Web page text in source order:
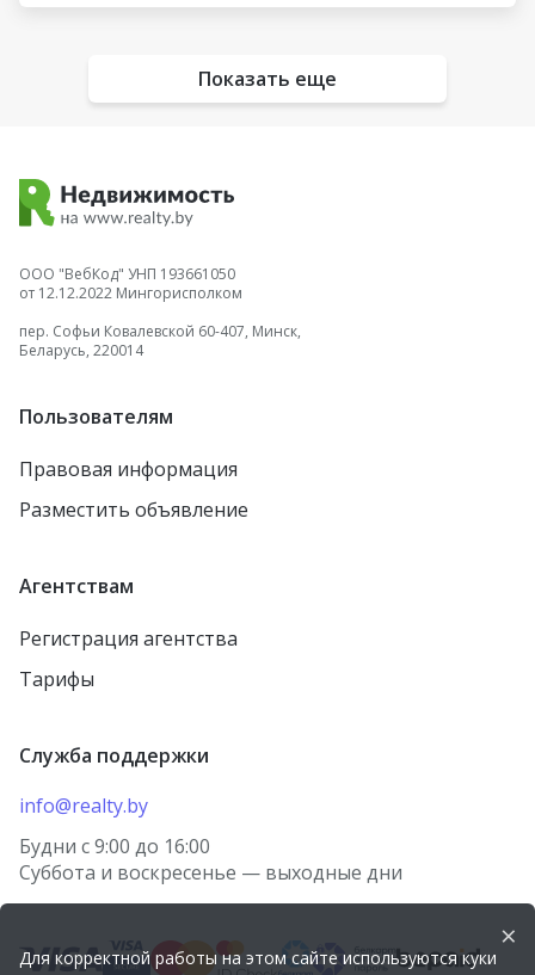
Показать еще
ООО "ВебКод" УНП 193661050
от 12.12.2022 Мингорисполком
пер. Софьи Ковалевской 60-407, Минск,
Беларусь, 220014
Пользователям
Правовая информация
Разместить объявление
Агентствам
Регистрация агентства
Тарифы
Служба поддержки
info@realty.by
Будни с 9:00 до 16:00
Суббота и воскресенье — выходные дни
×
Для корректной работы на этом сайте используются куки